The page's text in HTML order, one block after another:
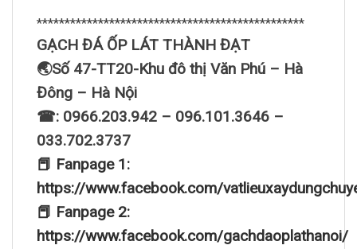
************************************************
GẠCH ĐÁ ỐP LÁT THÀNH ĐẠT
🌏Số 47-TT20-Khu đô thị Văn Phú – Hà
Đông – Hà Nội
☎: 0966.203.942 – 096.101.3646 –
033.702.3737
📕 Fanpage 1:
https://www.facebook.com/
📕 Fanpage 2:
https://www.facebook.com/gachdaoplathanoi/